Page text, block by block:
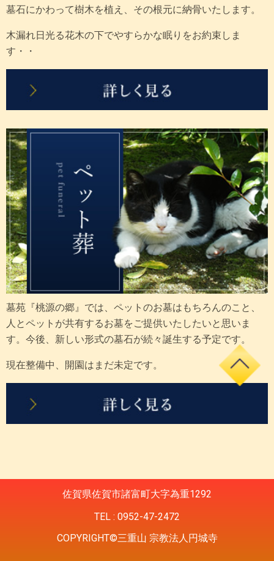
墓石にかわって樹木を植え、その根元に納骨いたします。
木漏れ日光る花木の下でやすらかな眠りをお約束しま
す・・
墓苑『桃源の郷』では、ペットのお墓はもちろんのこと、
人とペットが共有するお墓をご提供いたしたいと思いま
す。今後、新しい形式の墓石が続々誕生する予定です。
現在整備中、開園はまだ未定です。
佐賀県佐賀市諸富町大字為重1292
TEL : 0952-47-2472
COPYRIGHT©三重山 宗教法人円城寺